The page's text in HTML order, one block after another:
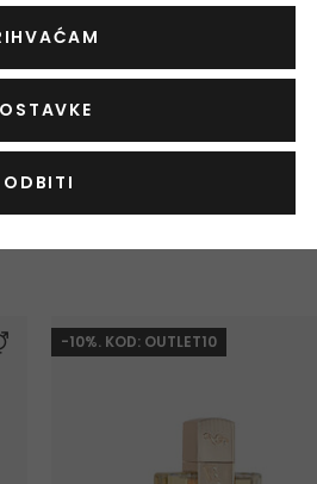
voda
Na zalihi
-10%. KOD: OUTLET10
ODBITI